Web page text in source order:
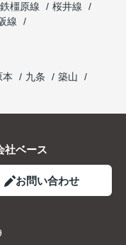
橿原線
桜井線
線
本 九条
築山
ベース
お問い合わせ